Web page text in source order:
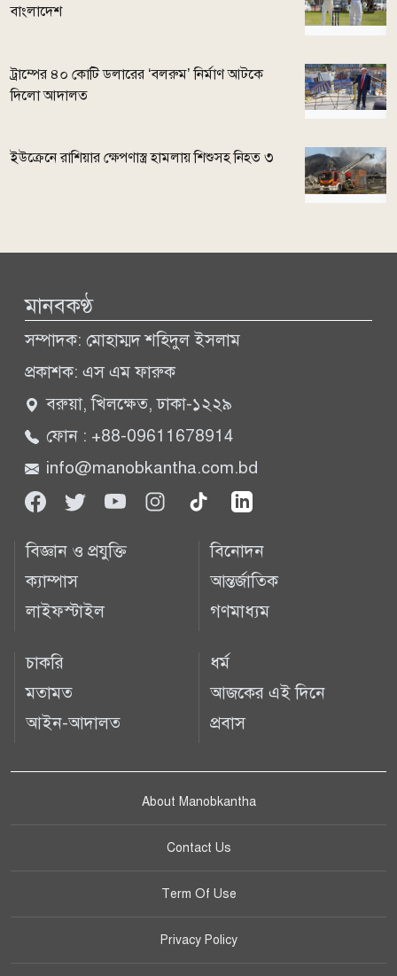
বাংলাদেশ
ট্রাম্পের ৪০ কোটি ডলারের ‘বলরুম’ নির্মাণ আটকে
দিলো আদালত
ইউক্রেনে রাশিয়ার ক্ষেপণাস্ত্র হামলায় শিশুসহ নিহত ৩
মানবকণ্ঠ
সম্পাদক: মোহাম্মদ শহিদুল ইসলাম
প্রকাশক: এস এম ফারুক
বরুয়া, খিলক্ষেত, ঢাকা-১২২৯
ফোন : +88-09611678914
info@manobkantha.com.bd
বিজ্ঞান ও প্রযুক্তি
ক্যাম্পাস
লাইফস্টাইল
বিনোদন
আন্তর্জাতিক
গণমাধ্যম
চাকরি
মতামত
আইন-আদালত
ধর্ম
আজকের এই দিনে
প্রবাস
About Manobkantha
Contact Us
Term Of Use
Privacy Policy